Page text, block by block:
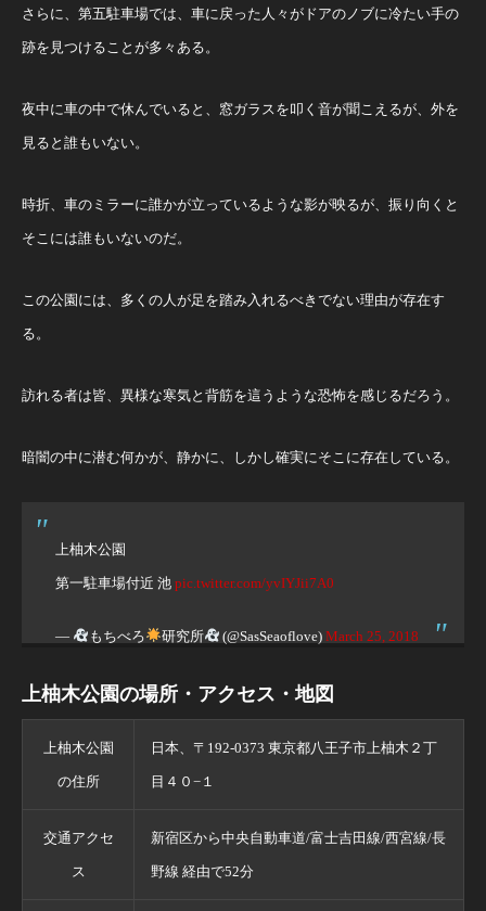
さらに、第五駐車場では、車に戻った人々がドアのノブに冷たい手の
跡を見つけることが多々ある。
夜中に車の中で休んでいると、窓ガラスを叩く音が聞こえるが、外を
見ると誰もいない。
時折、車のミラーに誰かが立っているような影が映るが、振り向くと
そこには誰もいないのだ。
この公園には、多くの人が足を踏み入れるべきでない理由が存在す
る。
訪れる者は皆、異様な寒気と背筋を這うような恐怖を感じるだろう。
暗闇の中に潜む何かが、静かに、しかし確実にそこに存在している。
上柚木公園
第一駐車場付近 池 pic.twitter.com/yvIYJii7A0
— もちべろ 研究所 (@SasSeaoflove)March 25, 2018
上柚木公園の場所・アクセス・地図
上柚木公園
の住所
日本、〒192-0373 東京都八王子市上柚木２丁
目４０−１
交通アクセ
ス
新宿区から中央自動車道/富士吉田線/西宮線/長
野線 経由で52分